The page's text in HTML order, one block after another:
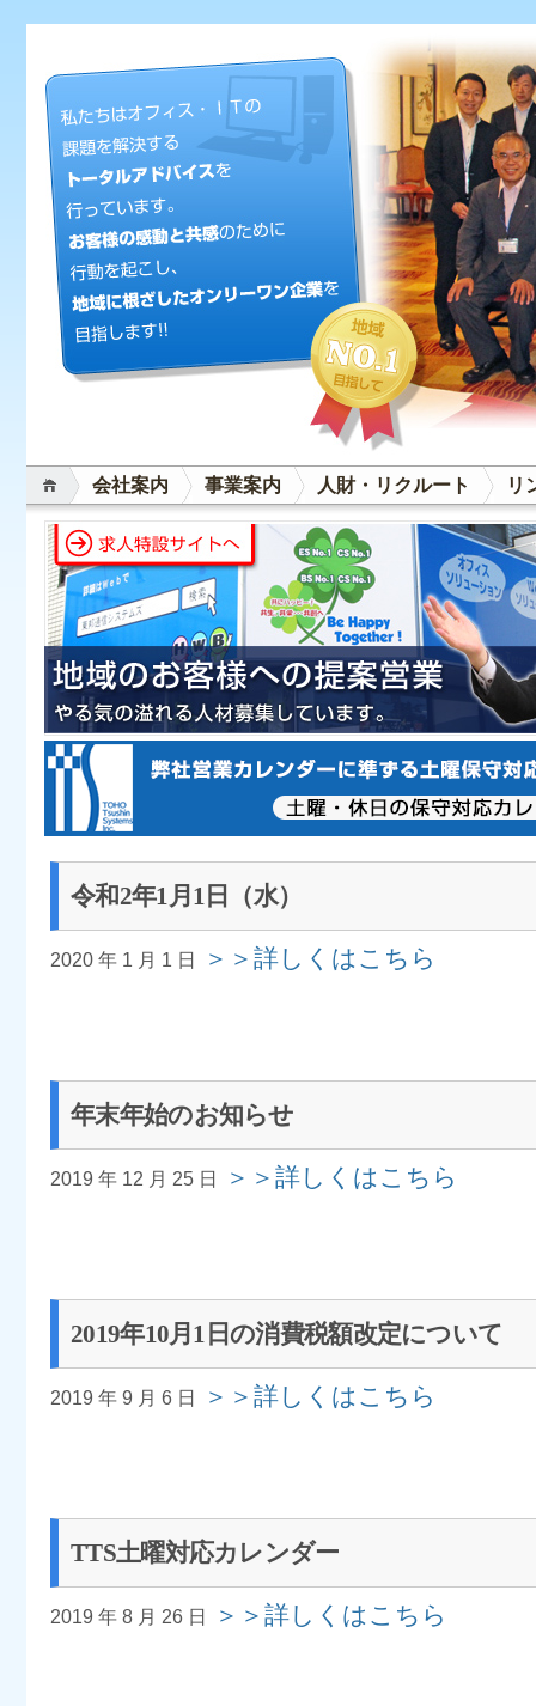
会社案内 事業案内 人財・リクルート リ
令和2年1月1日（水）
2020 年 1 月 1 日 ＞＞詳しくはこちら
年末年始のお知らせ
2019 年 12 月 25 日 ＞＞詳しくはこちら
2019年10月1日の消費税額改定について
2019 年 9 月 6 日 ＞＞詳しくはこちら
TTS土曜対応カレンダー
2019 年 8 月 26 日 ＞＞詳しくはこちら